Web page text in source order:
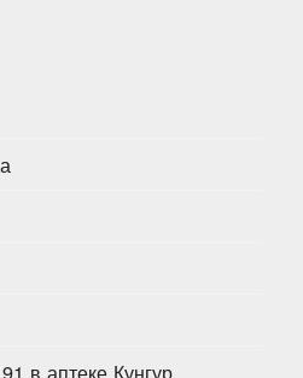
в аптеке Кунгур